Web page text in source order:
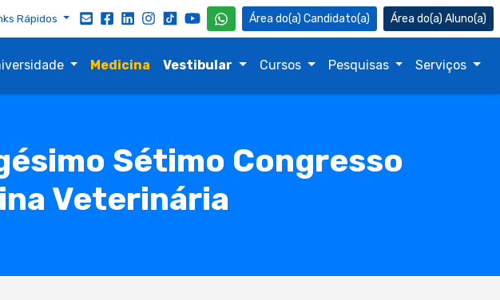
Rápidos Candidato(a) Aluno(a)
Medicina Vestibular Cursos Pesquisas Serviços
Sétimo Congresso
Veterinária